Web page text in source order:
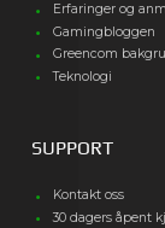
Erfaringer og
Gamingbloggen
Greencom
Teknologi
SUPPORT
Kontakt oss
30 dagers åpent